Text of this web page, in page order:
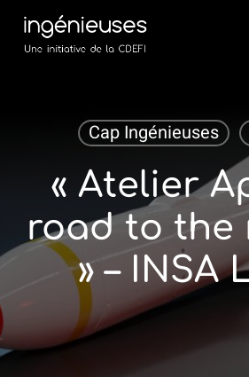
Skip
Cap Ingénieuses
« Atelier
road to the
» – INSA